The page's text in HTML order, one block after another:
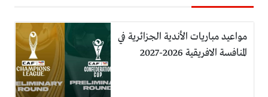
مواعيد مباريات الأندية الجزائرية في
المنافسة الافريقية 2026-2027